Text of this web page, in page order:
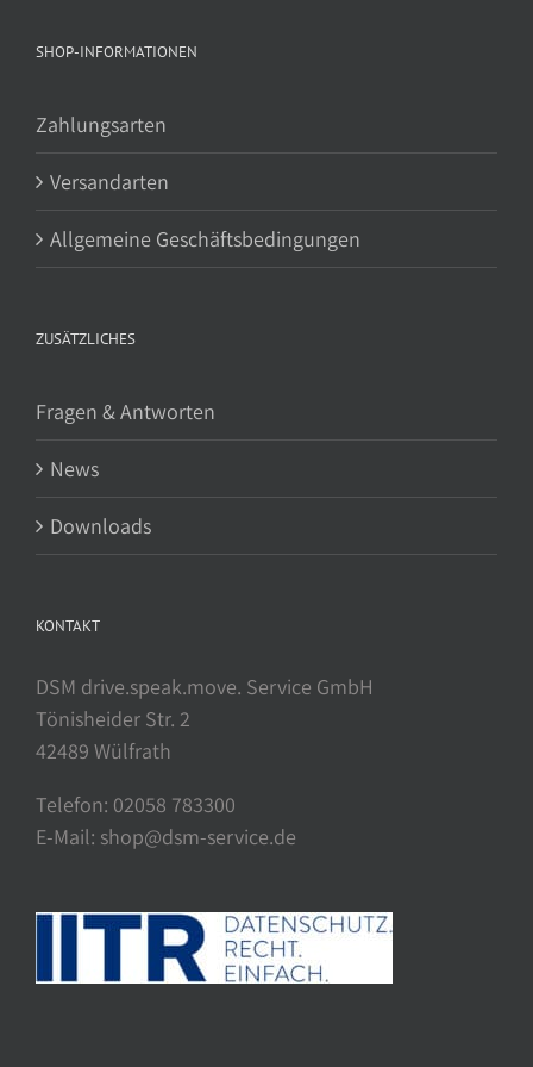
SHOP-INFORMATIONEN
Zahlungsarten
Versandarten
Allgemeine Geschäftsbedingungen
ZUSÄTZLICHES
Fragen & Antworten
News
Downloads
KONTAKT
DSM drive.speak.move. Service GmbH
Tönisheider Str. 2
42489 Wülfrath
Telefon: 02058 783300
E-Mail: shop@dsm-service.de